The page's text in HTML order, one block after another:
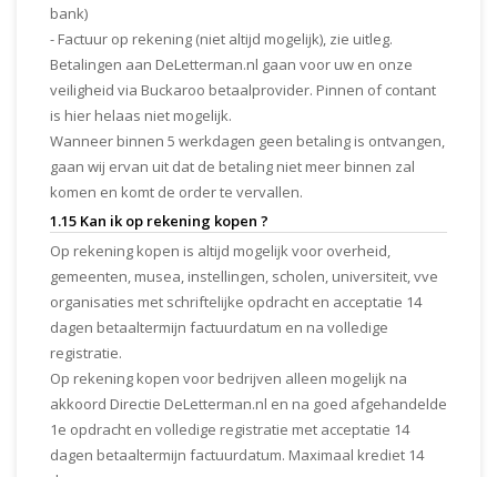
bank)
- Factuur op rekening (niet altijd mogelijk), zie uitleg.
Betalingen aan DeLetterman.nl gaan voor uw en onze
veiligheid via Buckaroo betaalprovider. Pinnen of contant
is hier helaas niet mogelijk.
Wanneer binnen 5 werkdagen geen betaling is ontvangen,
gaan wij ervan uit dat de betaling niet meer binnen zal
komen en komt de order te vervallen.
1.15 Kan ik op rekening kopen ?
Op rekening kopen is altijd mogelijk voor overheid,
gemeenten, musea, instellingen, scholen, universiteit, vve
organisaties met schriftelijke opdracht en acceptatie 14
dagen betaaltermijn factuurdatum en na volledige
registratie.
Op rekening kopen voor bedrijven alleen mogelijk na
akkoord Directie DeLetterman.nl en na goed afgehandelde
1e opdracht en volledige registratie met acceptatie 14
dagen betaaltermijn factuurdatum. Maximaal krediet 14